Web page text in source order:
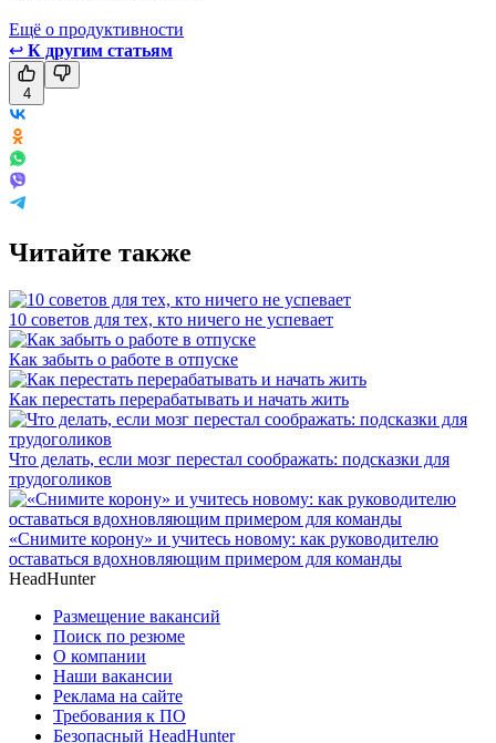
Ещё о продуктивности
↩ К другим статьям
4
Читайте также
10 советов для тех, кто ничего не успевает
Как забыть о работе в отпуске
Как перестать перерабатывать и начать жить
Что делать, если мозг перестал соображать: подсказки для
трудоголиков
«Снимите корону» и учитесь новому: как руководителю
оставаться вдохновляющим примером для команды
HeadHunter
Размещение вакансий
Поиск по резюме
О компании
Наши вакансии
Реклама на сайте
Требования к ПО
Безопасный HeadHunter